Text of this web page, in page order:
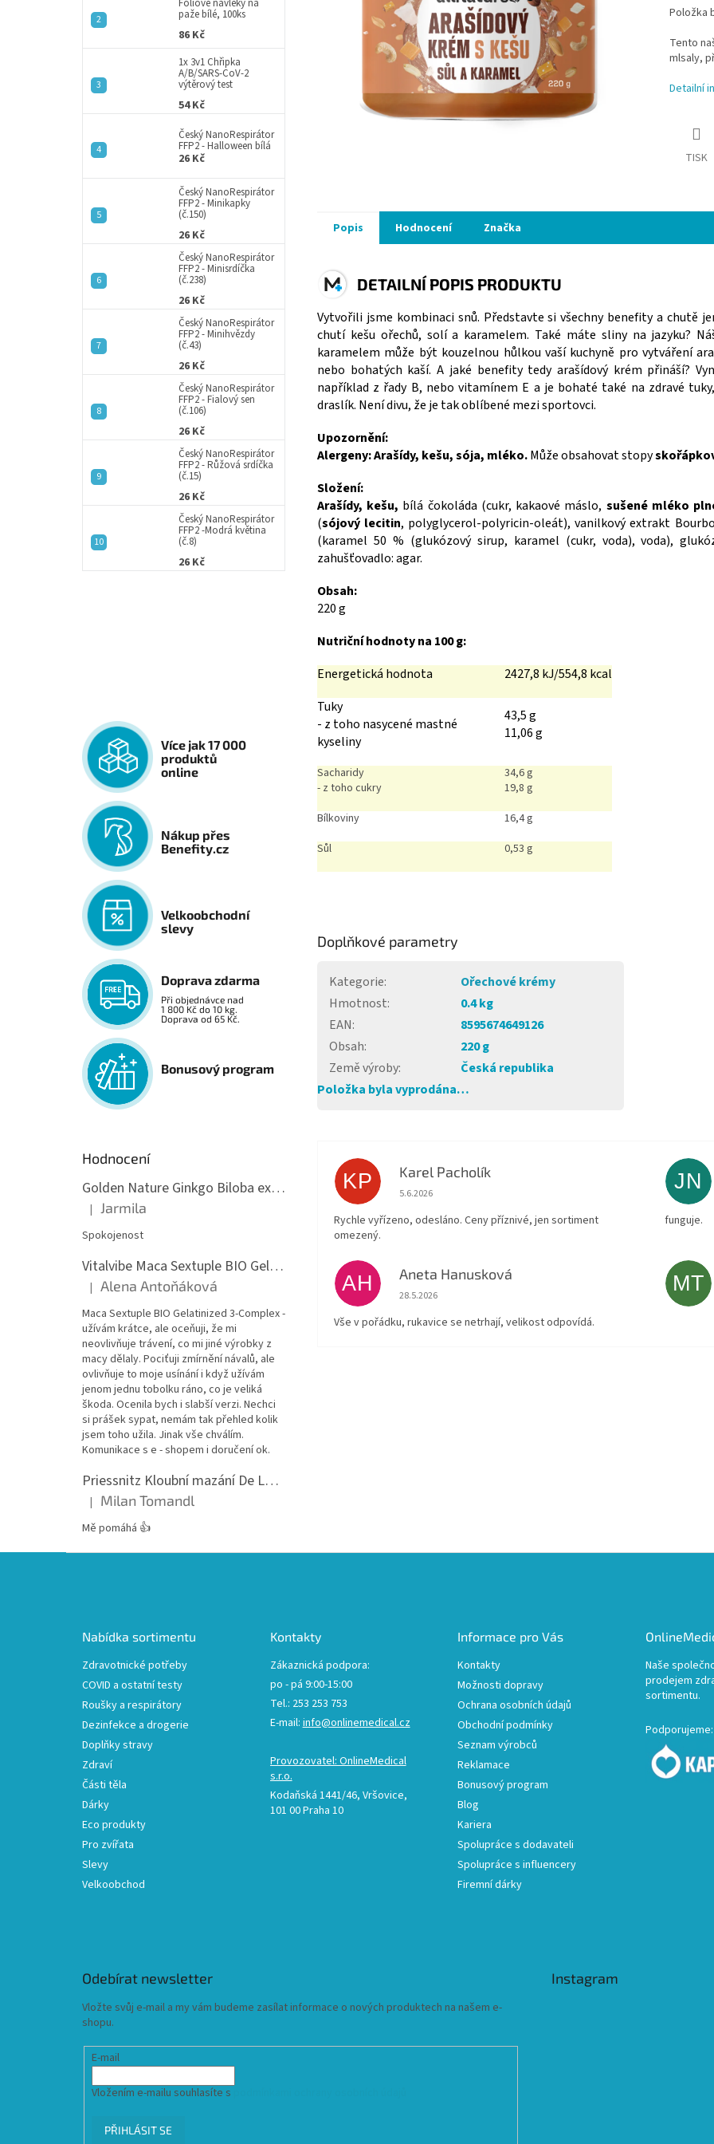
paže bílé, 100ks
86 Kč
1x 3v1 Chřipka
A/B/SARS-CoV-2
výtěrový test
54 Kč
Český NanoRespirátor
FFP2 - Halloween bílá
26 Kč
Český NanoRespirátor
FFP2 - Minikapky
(č.150)
26 Kč
Český NanoRespirátor
FFP2 - Minisrdíčka
(č.238)
26 Kč
Český NanoRespirátor
FFP2 - Minihvězdy
(č.43)
26 Kč
Český NanoRespirátor
FFP2 - Fialový sen
(č.106)
26 Kč
Český NanoRespirátor
FFP2 - Růžová srdíčka
(č.15)
26 Kč
Český NanoRespirátor
FFP2 -Modrá květina
(č.8)
26 Kč
Více jak 17 000
produktů
online
Nákup přes
Benefity.cz
Velkoobchodní
slevy
Doprava zdarma
Při objednávce nad
1 800 Kč do 10 kg.
Doprava od 65 Kč.
Bonusový program
Hodnocení
Golden Nature Ginkgo Biloba extrakt 50:1 60mg, 100 kapslí
Hodnocení produktu je 5 z 5 hvězdiček.
| Jarmila
Spokojenost
Vitalvibe Maca Sextuple BIO Gelatinized 3-Complex, 60 kapslí
Hodnocení produktu je 5 z 5 hvězdiček.
| Alena Antoňáková
Maca Sextuple BIO Gelatinized 3-Complex -
užívám krátce, ale oceňuji, že mi
neovlivňuje trávení, co mi jiné výrobky z
macy dělaly. Pociťuji zmírnění návalů, ale
ovlivňuje to moje usínání i když užívám
jenom jednu tobolku ráno, co je veliká
škoda. Ocenila bych i slabší verzi. Nechci
si prášek sypat, nemám tak přehled kolik
jsem toho užila. Jinak vše chválím.
Komunikace s e - shopem i doručení ok.
Priessnitz Kloubní mazání De Luxe, 200ml
Hodnocení produktu je 5 z 5 hvězdiček.
| Milan Tomandl
Mě pomáhá 👍
Položka
Tento
mlsaly,
Detailní
TISK
Popis Hodnocení Značka
DETAILNÍ POPIS PRODUKTU
Vytvořili jsme kombinaci snů. Představte si všechny benefity a chutě
chutí kešu ořechů, solí a karamelem. Také máte sliny na jazyku?
karamelem může být kouzelnou hůlkou vaší kuchyně pro vytváření
nebo bohatých kaší. A jaké benefity tedy arašídový krém přináší?
například z řady B, nebo vitamínem E a je bohaté také na zdravé
draslík. Není divu, že je tak oblíbené mezi sportovci.
Upozornění:
Alergeny: Arašídy, kešu, sója, mléko.Může obsahovat stopy
Složení:
Arašídy, kešu, bílá čokoláda (cukr, kakaové máslo, sušené mléko
(sójový lecitin, polyglycerol-polyricin-oleát), vanilkový extrakt
(karamel 50 % (glukózový sirup, karamel (cukr, voda), voda),
zahušťovadlo: agar.
Obsah:
220 g
Nutriční hodnoty na 100 g:
Energetická hodnota
2427,8 kJ/554,8 kcal
Tuky
- z toho nasycené mastné
kyseliny
43,5 g
11,06 g
Sacharidy
- z toho cukry
34,6 g
19,8 g
Bílkoviny
16,4 g
Sůl
0,53 g
Doplňkové parametry
Kategorie:
Ořechové krémy
Hmotnost:
0.4 kg
EAN:
8595674649126
Obsah:
220 g
Země výroby:
Česká republika
Položka byla vyprodána…
KP Karel Pacholík
Hodnocení obchodu je 4 z 5 hvězdiček.
5.6.2026
Rychle vyřízeno, odesláno. Ceny příznivé, jen sortiment
omezený.
JN
funguje.
AH Aneta Hanusková
Hodnocení obchodu je 5 z 5 hvězdiček.
28.5.2026
Vše v pořádku, rukavice se netrhají, velikost odpovídá.
MT
Nabídka sortimentu
Zdravotnické potřeby
COVID a ostatní testy
Roušky a respirátory
Dezinfekce a drogerie
Doplňky stravy
Zdraví
Části těla
Dárky
Eco produkty
Pro zvířata
Slevy
Velkoobchod
Kontakty
Zákaznická podpora:
po - pá 9:00-15:00
Tel.: 253 253 753
E-mail: info@onlinemedical.cz
Provozovatel: OnlineMedical
s.r.o.
Kodaňská 1441/46, Vršovice,
101 00 Praha 10
Informace pro Vás
Kontakty
Možnosti dopravy
Ochrana osobních údajů
Obchodní podmínky
Seznam výrobců
Reklamace
Bonusový program
Blog
Kariera
Spolupráce s dodavateli
Spolupráce s influencery
Firemní dárky
Naše
prodejem
sortimentu.
Podporujeme:
Odebírat newsletter
Vložte svůj e-mail a my vám budeme zasílat informace o nových produktech na našem e-
shopu.
E-mail
Vložením e-mailu souhlasíte s
PŘIHLÁSIT SE
Instagram